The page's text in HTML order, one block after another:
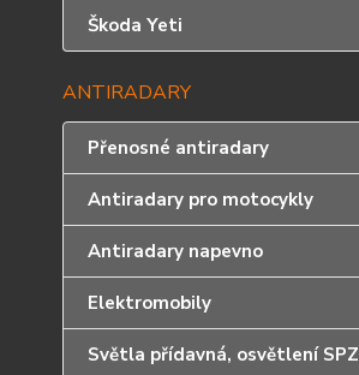
Škoda Yeti
ANTIRADARY
Přenosné antiradary
Antiradary pro motocykly
Antiradary napevno
Elektromobily
Světla přídavná, osvětlení SPZ